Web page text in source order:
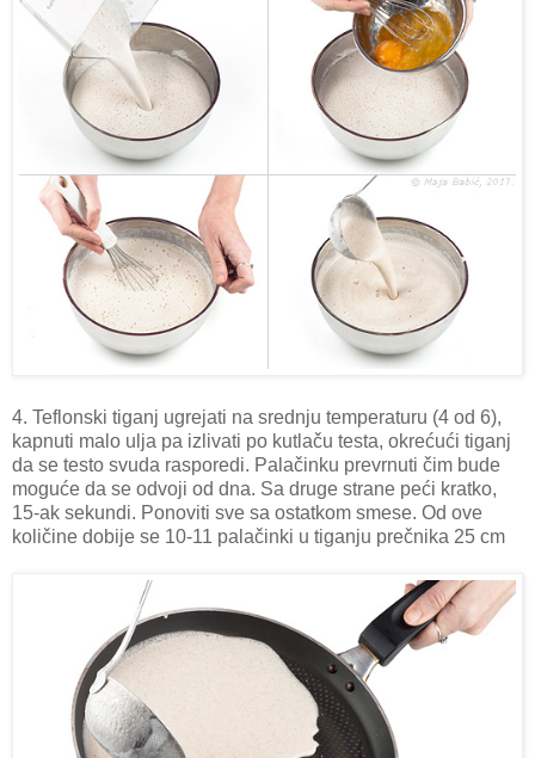
4. Teflonski tiganj ugrejati na srednju temperaturu (4 od 6),
kapnuti malo ulja pa izlivati po kutlaču testa, okrećući tiganj
da se testo svuda rasporedi. Palačinku prevrnuti čim bude
moguće da se odvoji od dna. Sa druge strane peći kratko,
15-ak sekundi. Ponoviti sve sa ostatkom smese. Od ove
količine dobije se 10-11 palačinki u tiganju prečnika 25 cm